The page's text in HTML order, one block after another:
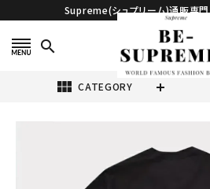
Supreme(シュプリーム)通販専
search
view_module CATEGORY